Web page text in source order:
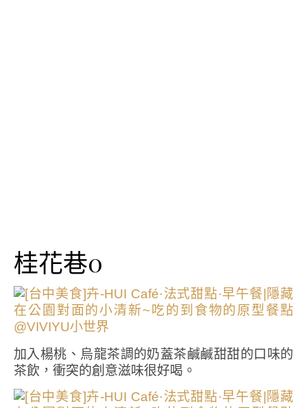
桂花巷0
加入楊桃、烏龍茶調的奶蓋茶鹹鹹甜甜的口味的
茶飲，衝突的創意滋味很好喝。